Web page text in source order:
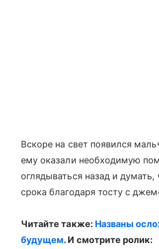
Вскоре на свет появился
ему оказали необходимую
оглядываться назад и
срока благодаря тосту с
Читайте также: Названы
будущем. И смотрите ролик: